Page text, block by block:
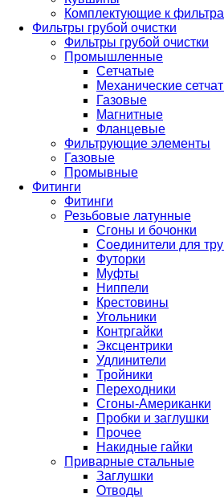
Комплектующие к
Фильтры грубой очистки
Фильтры грубой очистки
Промышленные
Сетчатые
Механические
Газовые
Магнитные
Фланцевые
Фильтрующие элементы
Газовые
Промывные
Фитинги
Фитинги
Резьбовые латунные
Сгоны и бочонки
Соединители для
Футорки
Муфты
Ниппели
Крестовины
Угольники
Контргайки
Эксцентрики
Удлинители
Тройники
Переходники
Сгоны-Американки
Пробки и заглушки
Прочее
Накидные гайки
Приварные стальные
Заглушки
Отводы